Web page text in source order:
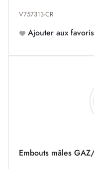
V757313-CR
Ajouter aux favoris
Embouts mâles